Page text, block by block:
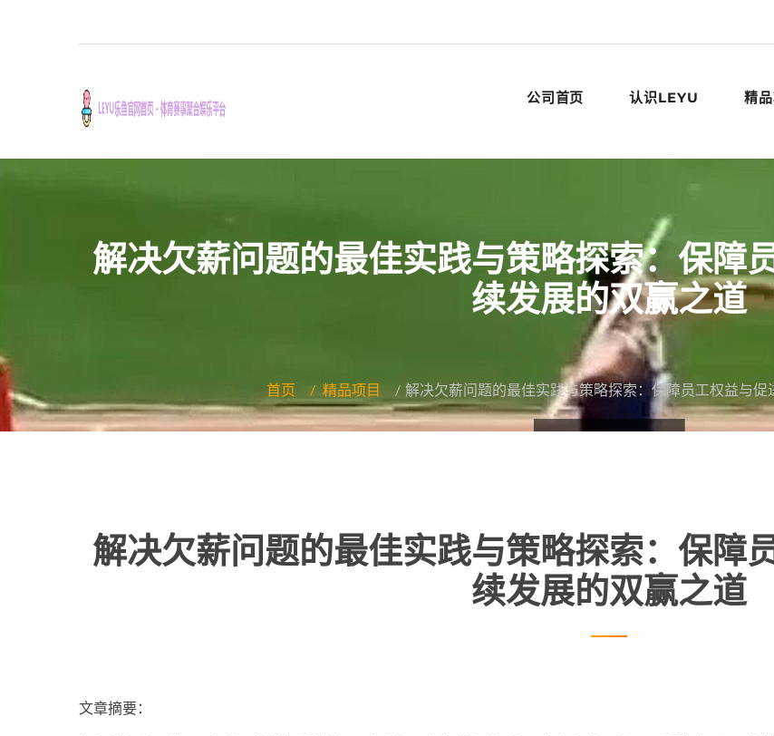
公司首页 认识LEYU 精
解决欠薪问题的最佳实践与策略探索：保障
续发展的双赢之道
首页 精品项目 解决欠薪问题的最佳实践与策略探索：保障员工权益与
解决欠薪问题的最佳实践与策略探索：保障
续发展的双赢之道
文章摘要：